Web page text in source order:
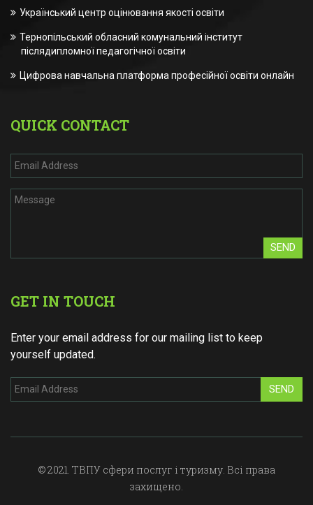
Український центр оцінювання якості освіти
Тернопільський обласний комунальний інститут
післядипломної педагогічної освіти
Цифрова навчальна платформа професійної освіти онлайн
QUICK CONTACT
SEND
GET IN TOUCH
Enter your email address for our mailing list to keep
yourself updated.
SEND
© 2021. ТВПУ сфери послуг і туризму. Всі права
захищено.